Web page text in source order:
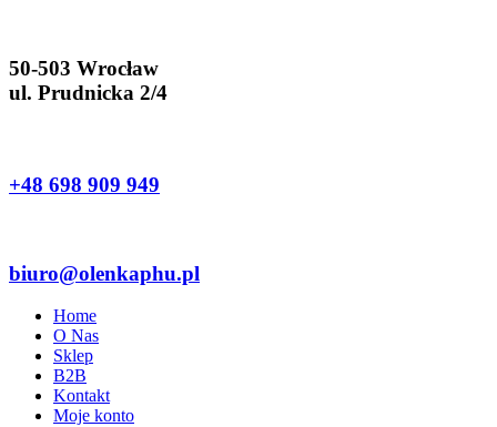
50-503 Wrocław
ul. Prudnicka 2/4
+48 698 909 949
biuro@olenkaphu.pl
Home
O Nas
Sklep
B2B
Kontakt
Moje konto